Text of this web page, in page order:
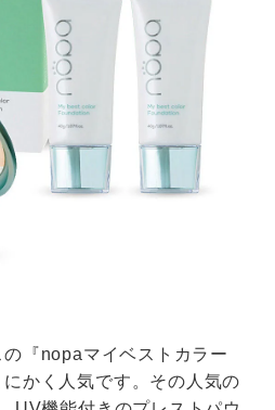
『nopaマイベストカラー
かく人気です。その人気の